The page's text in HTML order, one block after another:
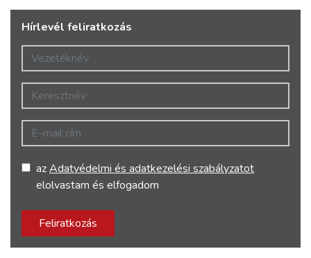
Hírlevél feliratkozás
Vezetéknév
Keresztnév
E-mail cím
azAdatvédelmi és adatkezelési szabályzatot
elolvastam és elfogadom
Feliratkozás